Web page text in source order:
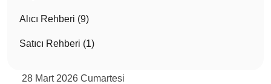
Alıcı Rehberi (9)
Satıcı Rehberi (1)
28 Mart 2026 Cumartesi